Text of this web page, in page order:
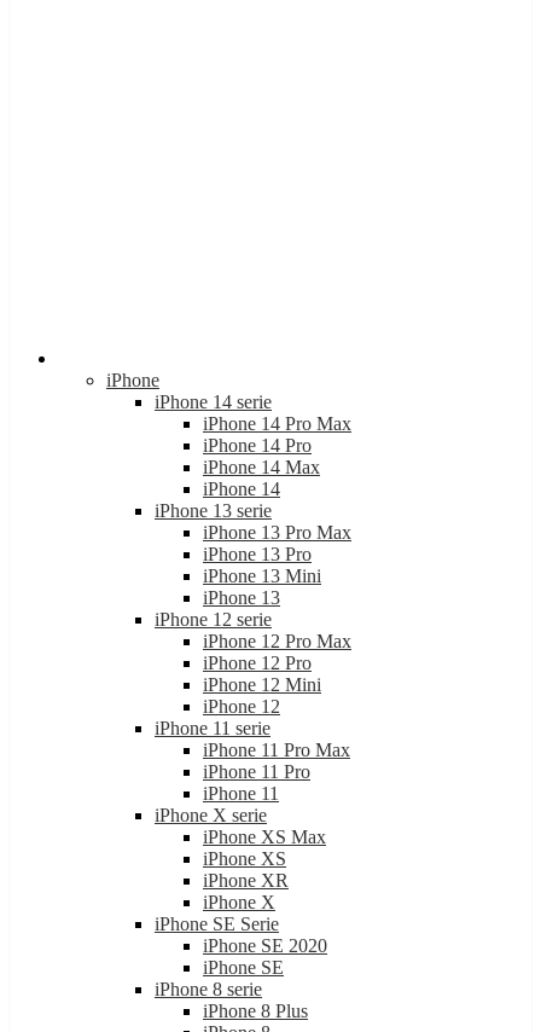
iPhone
iPhone 14 serie
iPhone 14 Pro Max
iPhone 14 Pro
iPhone 14 Max
iPhone 14
iPhone 13 serie
iPhone 13 Pro Max
iPhone 13 Pro
iPhone 13 Mini
iPhone 13
iPhone 12 serie
iPhone 12 Pro Max
iPhone 12 Pro
iPhone 12 Mini
iPhone 12
iPhone 11 serie
iPhone 11 Pro Max
iPhone 11 Pro
iPhone 11
iPhone X serie
iPhone XS Max
iPhone XS
iPhone XR
iPhone X
iPhone SE Serie
iPhone SE 2020
iPhone SE
iPhone 8 serie
iPhone 8 Plus